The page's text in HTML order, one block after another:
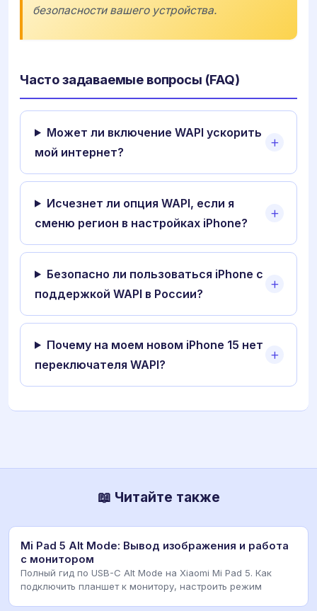
безопасности вашего устройства.
Часто задаваемые вопросы (FAQ)
Может ли включение WAPI ускорить
мой интернет?
Исчезнет ли опция WAPI, если я
сменю регион в настройках iPhone?
Безопасно ли пользоваться iPhone с
поддержкой WAPI в России?
Почему на моем новом iPhone 15 нет
переключателя WAPI?
📖 Читайте также
Mi Pad 5 Alt Mode: Вывод изображения и работа
с монитором
Полный гид по USB-C Alt Mode на Xiaomi Mi Pad 5. Как
подключить планшет к монитору, настроить режим